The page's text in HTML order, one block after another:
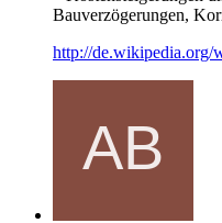
Bauverzögerungen,
http://